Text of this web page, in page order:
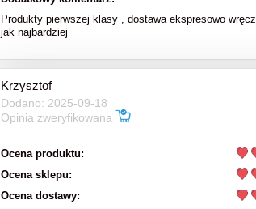
Produkty pierwszej klasy , dostawa ekspresowo
jak najbardziej
Krzysztof
Dodano: 2025-09-18
Opinia zweryfikowana
Ocena produktu:
Ocena sklepu:
Ocena dostawy: